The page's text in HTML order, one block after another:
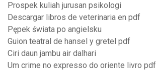
Prospek kuliah jurusan psikologi
Descargar libros de veterinaria en pdf
Pępek świata po angielsku
Guion teatral de hansel y gretel pdf
Ciri daun jambu air dalhari
Um crime no expresso do oriente livro pdf